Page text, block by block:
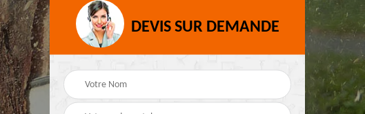
d'arbres 71
et-Loire
Elagage arbre fruitier
71
DEVIS SUR DEMANDE